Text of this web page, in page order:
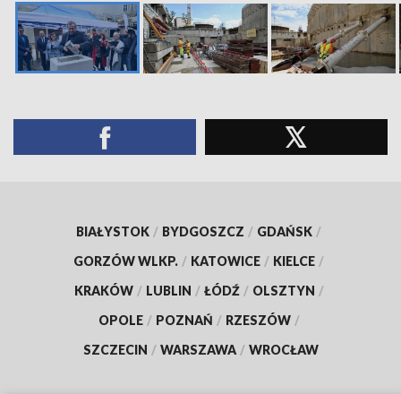
BIAŁYSTOK / BYDGOSZCZ / GDAŃSK /
GORZÓW WLKP. / KATOWICE / KIELCE /
KRAKÓW / LUBLIN / ŁÓDŹ / OLSZTYN /
OPOLE / POZNAŃ / RZESZÓW /
SZCZECIN / WARSZAWA / WROCŁAW